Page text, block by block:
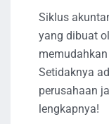
Siklus
yang dibuat
Setidaknya
perusahaan
lengkapnya!